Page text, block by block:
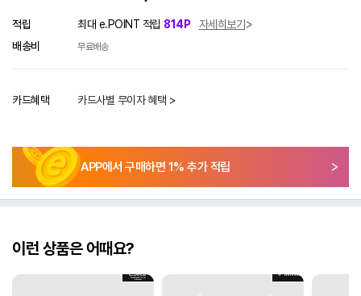
적립 최대 e.POINT 적립 814P
자세히보기
배송비
무료배송
카드혜택 카드사별 무이자 혜택 >
APP에서 구매하면 1% 추가 적립
이런 상품은 어때요?